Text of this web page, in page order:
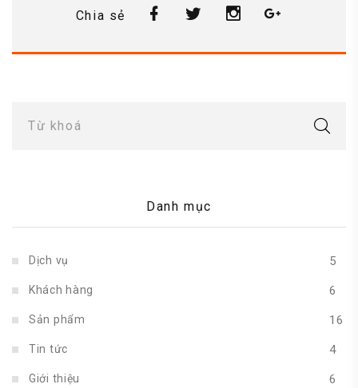
Chia sẻ
Từ khoá
Danh mục
Dịch vụ 5
Khách hàng 6
Sản phẩm 16
Tin tức 4
Giới thiệu 6